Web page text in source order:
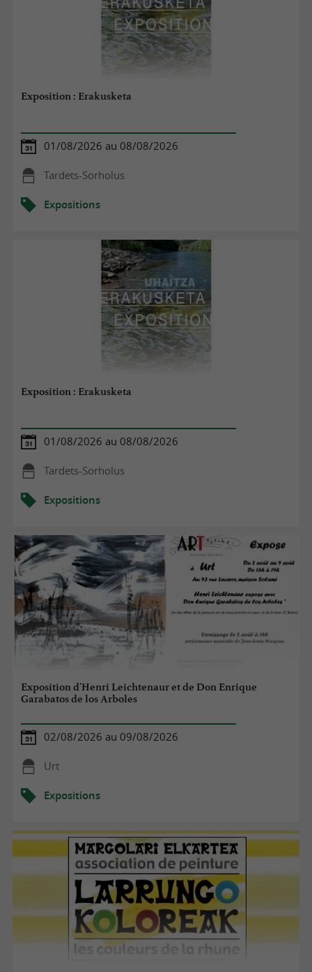
Exposition : Erakusketa
01/08/2026 au 08/08/2026
Tardets-Sorholus
Expositions
Exposition : Erakusketa
01/08/2026 au 08/08/2026
Tardets-Sorholus
Expositions
Exposition d'Henri Leichtenaur et de Don Enrique
Garabatos de los Arboles
02/08/2026 au 09/08/2026
Urt
Expositions